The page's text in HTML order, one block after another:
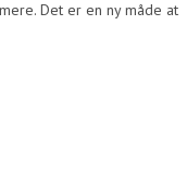
Det er en ny måde at